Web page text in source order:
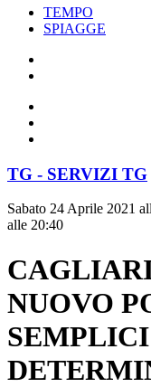
TEMPO
SPIAGGE
TG - SERVIZI TG
Sabato 24 Aprile 2021
alle 20:40
NUOVO